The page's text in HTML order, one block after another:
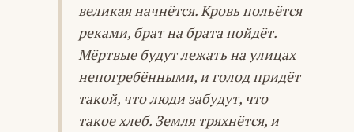
великая начнётся. Кровь польётся
реками, брат на брата пойдёт.
Мёртвые будут лежать на улицах
непогребёнными, и голод придёт
такой, что люди забудут, что
такое хлеб. Земля тряхнётся, и